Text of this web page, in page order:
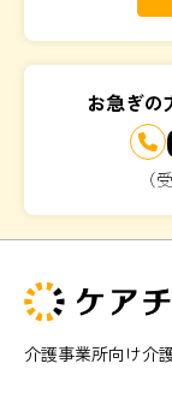
お急ぎの
（
介護事業所向け介